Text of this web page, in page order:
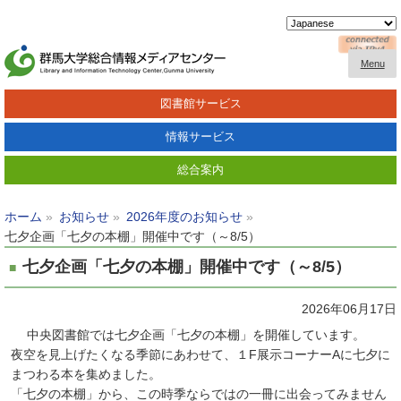
Menu
図書館サービス
情報サービス
総合案内
ホーム お知らせ
2026年度のお知らせ
七夕企画「七夕の本棚」開催中です（～8/5）
七夕企画「七夕の本棚」開催中です（～8/5）
2026年06月17日
中央図書館では七夕企画「七夕の本棚」を開催しています。
夜空を見上げたくなる季節にあわせて、１F展示コーナーAに七夕に
まつわる本を集めました。
「七夕の本棚」から、この時季ならではの一冊に出会ってみません